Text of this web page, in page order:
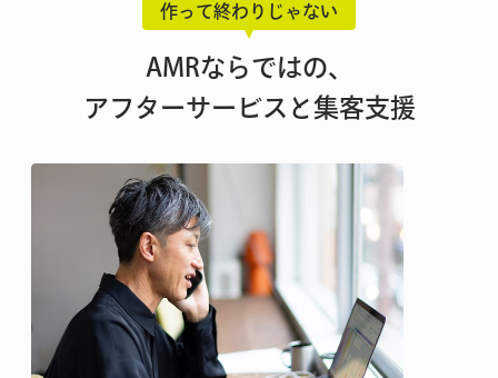
作って終わりじゃない
AMRならではの、
アフターサービスと集客支援